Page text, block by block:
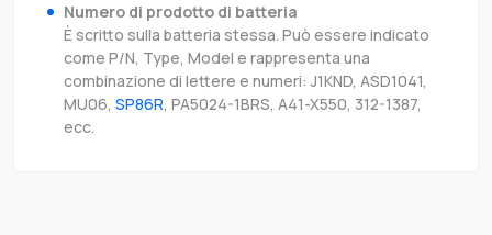
Numero di prodotto di batteria
È scritto sulla batteria stessa. Può essere indicato
come P/N, Type, Model e rappresenta una
combinazione di lettere e numeri: J1KND, ASD1041,
MU06, SP86R, PA5024-1BRS, A41-X550, 312-1387,
ecc.